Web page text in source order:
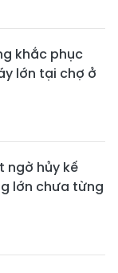
khắc phục
lớn tại chợ ở
ngờ hủy kế
lớn chưa từng